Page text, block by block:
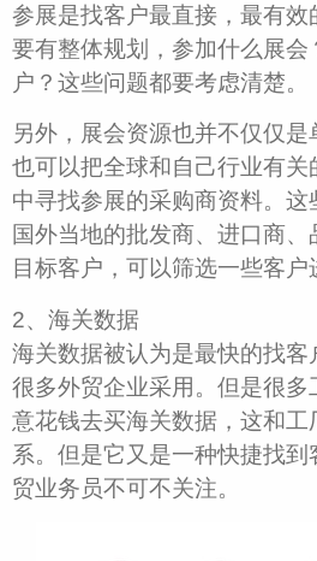
参展是找客户最直接，最有
要有整体规划，参加什么展会
户？这些问题都要考虑清楚。
另外，展会资源也并不仅仅
也可以把全球和自己行业有关
中寻找参展的采购商资料。
国外当地的批发商、进口商
目标客户，可以筛选一些客户
2、海关数据
海关数据被认为是最快的找客
很多外贸企业采用。但是很多
意花钱去买海关数据，这和工
系。但是它又是一种快捷找
贸业务员不可不关注。